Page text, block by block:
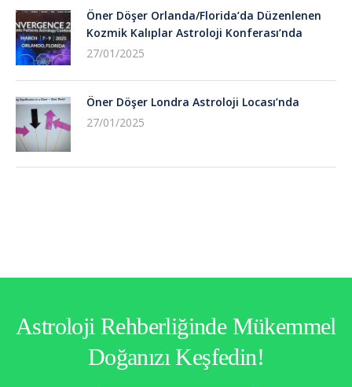
Öner Döşer Orlanda/Florida’da Düzenlenen
Kozmik Kalıplar Astroloji Konferası’nda
27/01/2025
Öner Döşer Londra Astroloji Locası’nda
27/01/2025
Astroloji Rehberliğinde Mükemmel
Doğanızı Keşfedin!